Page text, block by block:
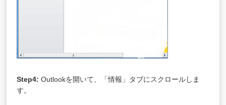
Step4:Outlookを開いて、「情報」タブにスクロールしま
す。